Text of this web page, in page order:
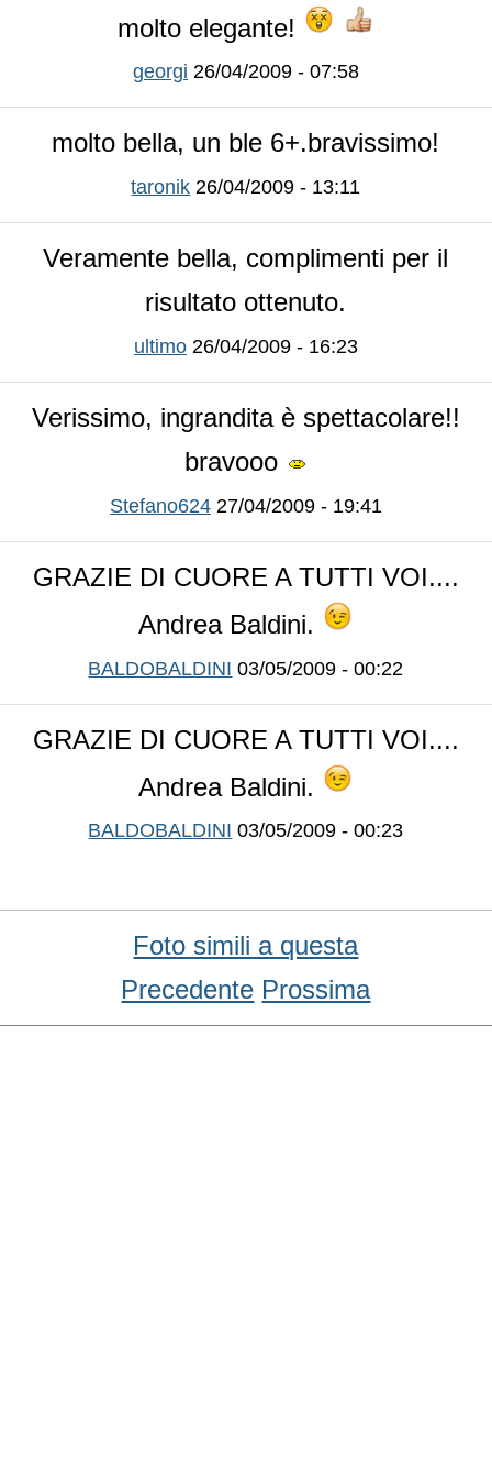
molto elegante!
georgi 26/04/2009 - 07:58
molto bella, un ble 6+.bravissimo!
taronik 26/04/2009 - 13:11
Veramente bella, complimenti per il
risultato ottenuto.
ultimo 26/04/2009 - 16:23
Verissimo, ingrandita è spettacolare!!
bravooo
Stefano624 27/04/2009 - 19:41
GRAZIE DI CUORE A TUTTI VOI....
Andrea Baldini.
BALDOBALDINI 03/05/2009 - 00:22
GRAZIE DI CUORE A TUTTI VOI....
Andrea Baldini.
BALDOBALDINI 03/05/2009 - 00:23
Foto simili a questa
Precedente Prossima